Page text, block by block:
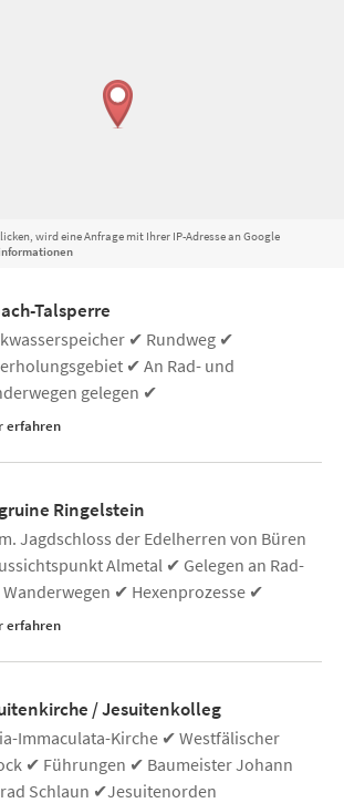
wird eine Anfrage mit Ihrer IP-Adresse an Google
Talsperre
✔ Rundweg ✔
✔ An Rad- und
gelegen ✔
erfahren
Ringelstein
Jagdschloss der Edelherren von Büren
Almetal ✔ Gelegen an Rad-
✔ Hexenprozesse ✔
erfahren
/ Jesuitenkolleg
Immaculata-Kirche ✔ Westfälischer
✔ Führungen ✔ Baumeister Johann
Schlaun ✔Jesuitenorden